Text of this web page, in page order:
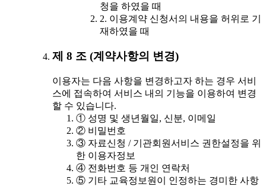
청을 하였을 때
2. 이용계약 신청서의 내용을 허위로 기
재하였을 때
제 8 조 (계약사항의 변경)
이용자는 다음 사항을 변경하고자 하는 경우 서비
스에 접속하여 서비스 내의 기능을 이용하여 변경
할 수 있습니다.
① 성명 및 생년월일, 신분, 이메일
② 비밀번호
③ 자료신청 / 기관회원서비스 권한설정을 위
한 이용자정보
④ 전화번호 등 개인 연락처
⑤ 기타 교육정보원이 인정하는 경미한 사항